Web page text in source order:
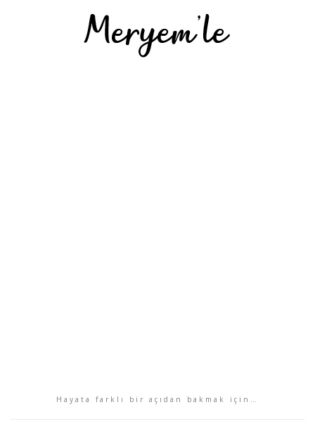
Hayata farklı bir açıdan bakmak için…